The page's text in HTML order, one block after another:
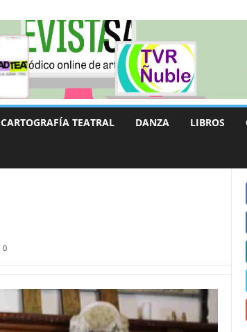
CARTOGRAFÍA TEATRAL DANZA LIBROS
0